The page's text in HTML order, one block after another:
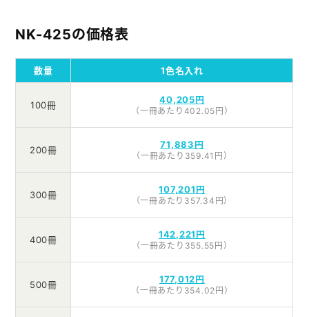
NK-425の価格表
数量 1色名入れ
100冊 40,205円
（一冊あたり402.05円）
200冊 71,883円
（一冊あたり359.41円）
300冊 107,201円
（一冊あたり357.34円）
400冊 142,221円
（一冊あたり355.55円）
500冊 177,012円
（一冊あたり354.02円）